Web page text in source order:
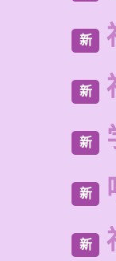
新
新
新
新
新